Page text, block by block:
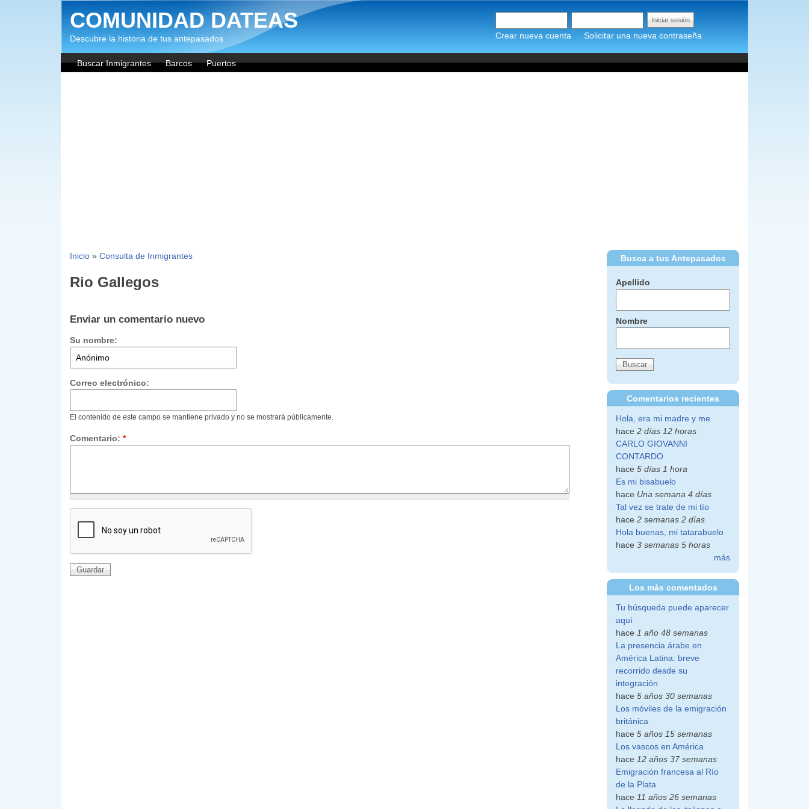
Pasar al contenido principal
Crear nueva cuenta Solicitar una nueva contraseña
COMUNIDAD DATEAS
Descubre la historia de tus antepasados
Buscar Inmigrantes Barcos Puertos
Inicio» Consulta de Inmigrantes
Rio Gallegos
Enviar un comentario nuevo
Su nombre:
Correo electrónico:
El contenido de este campo se mantiene privado y no se mostrará públicamente.
Comentario: *
Busca a tus Antepasados
Apellido
Nombre
Comentarios recientes
Hola, era mi madre y me
hace2 días 12 horas
CARLO GIOVANNI
CONTARDO
hace5 días 1 hora
Es mi bisabuelo
hace Una semana 4 días
Tal vez se trate de mi tío
hace2 semanas 2 días
Hola buenas, mi tatarabuelo
hace3 semanas 5 horas
más
Los más comentados
Tu búsqueda puede aparecer
aquí
hace 1 año 48 semanas
La presencia árabe en
América Latina: breve
recorrido desde su
integración
hace5 años 30 semanas
Los móviles de la emigración
británica
hace5 años 15 semanas
Los vascos en América
hace 12 años 37 semanas
Emigración francesa al Río
de la Plata
hace 11 años 26 semanas